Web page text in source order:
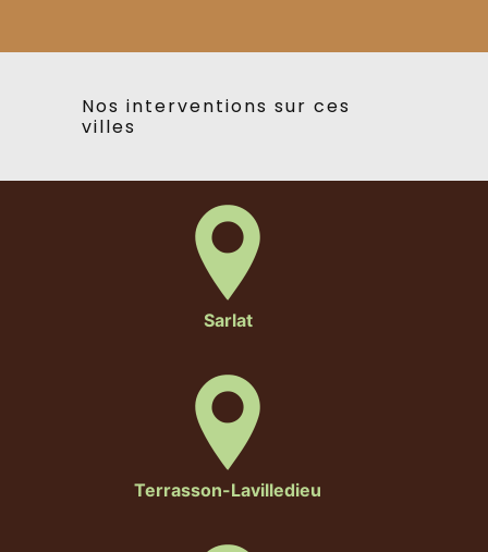
Nos interventions sur ces
villes
Sarlat
Terrasson-Lavilledieu